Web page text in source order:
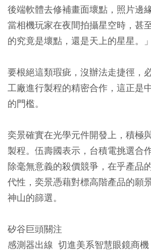
後端軟體去修補畫面壞點，照片邊
當相機玩家在夜間拍攝星空時，甚
的究竟是壞點，還是天上的星星。」
要根絕這類瑕疵，沒辦法走捷徑，
工廠進行製程的精密合作，這正是
的門檻。
奕景確實在光學元件開發上，積極
製程。伍壽國表示，台積電挑選合
除毫無意義的殺價競爭，在乎產品
代性，奕景憑藉對標高階產品的願
神山的篩選。
矽谷巨頭關注
感測器出線 切進美系智慧眼鏡商機